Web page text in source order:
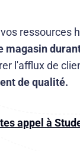
ressources
magasin
l'afflux de
de qualité.
appel à